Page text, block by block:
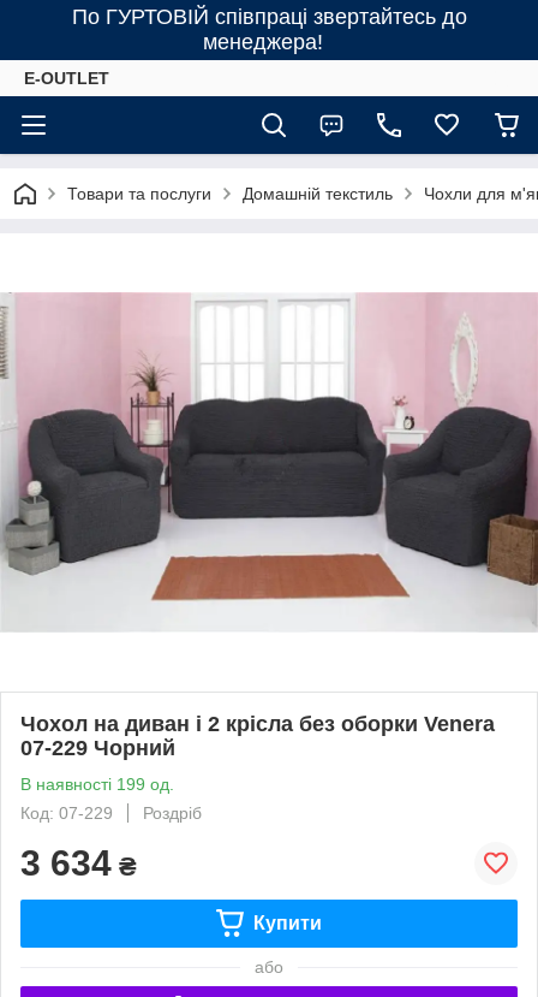
По ГУРТОВІЙ співпраці звертайтесь до
менеджера!
E-OUTLET
Товари та послуги Домашній текстиль Чохли для
Чохол на диван і 2 крісла без оборки Venera
07-229 Чорний
В наявності 199 од.
Код: 07-229
Роздріб
3 634 ₴
Купити
або